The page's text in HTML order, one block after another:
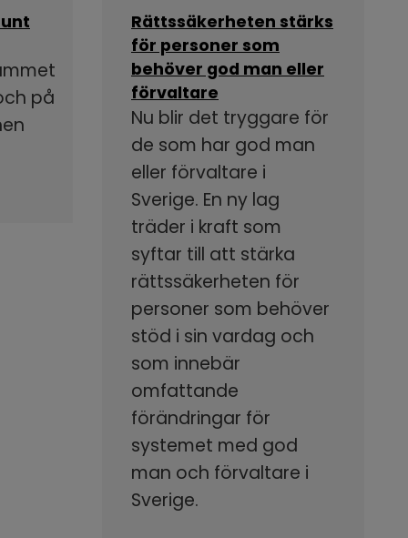
på
Rättssäkerheten stärks
för personer som
behöver god man eller
förvaltare
Nu blir det tryggare för
de som har god man
eller förvaltare i
Sverige. En ny lag
träder i kraft som
syftar till att stärka
rättssäkerheten för
personer som behöver
stöd i sin vardag och
som innebär
omfattande
förändringar för
systemet med god
man och förvaltare i
Sverige.